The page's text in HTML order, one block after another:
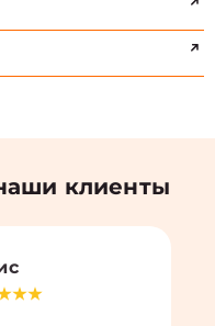
клиенты